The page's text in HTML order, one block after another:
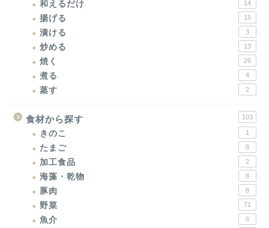
和えるだけ 14
揚げる 15
漬ける 3
炒める 13
焼く 26
煮る 4
蒸す 2
食材から探す 103
きのこ 1
たまご 8
加工食品 2
海藻・乾物 8
豚肉 8
野菜 71
魚介 6